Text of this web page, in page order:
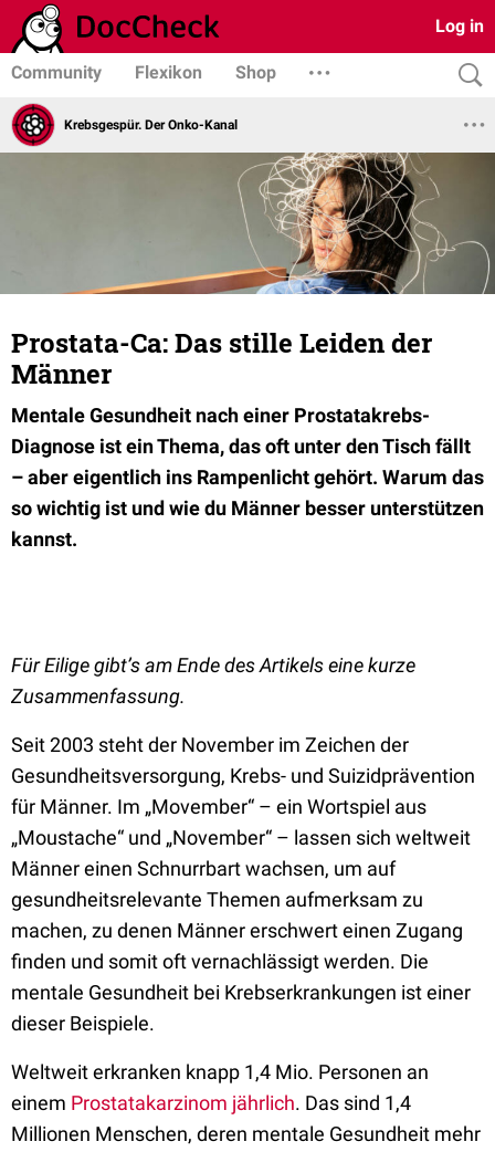
Log in
Community Flexikon Shop
Krebsgespür. Der Onko-Kanal
Prostata-Ca: Das stille Leiden der
Männer
Mentale Gesundheit nach einer Prostatakrebs-
Diagnose ist ein Thema, das oft unter den Tisch fällt
– aber eigentlich ins Rampenlicht gehört. Warum das
so wichtig ist und wie du Männer besser unterstützen
kannst.
Für Eilige gibt’s am Ende des Artikels eine kurze
Zusammenfassung.
Seit 2003 steht der November im Zeichen der
Gesundheitsversorgung, Krebs- und Suizidprävention
für Männer. Im „Movember“ – ein Wortspiel aus
„Moustache“ und „November“ – lassen sich weltweit
Männer einen Schnurrbart wachsen, um auf
gesundheitsrelevante Themen aufmerksam zu
machen, zu denen Männer erschwert einen Zugang
finden und somit oft vernachlässigt werden. Die
mentale Gesundheit bei Krebserkrankungen ist einer
dieser Beispiele.
Weltweit erkranken knapp 1,4 Mio. Personen an
einem Prostatakarzinom jährlich. Das sind 1,4
Millionen Menschen, deren mentale Gesundheit mehr